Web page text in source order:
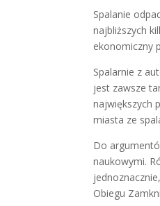
Spalanie
najbliższych
ekonomiczny
Spalarnie z
jest zawsze
największych
miasta ze
Do
naukowymi.
Obiegu